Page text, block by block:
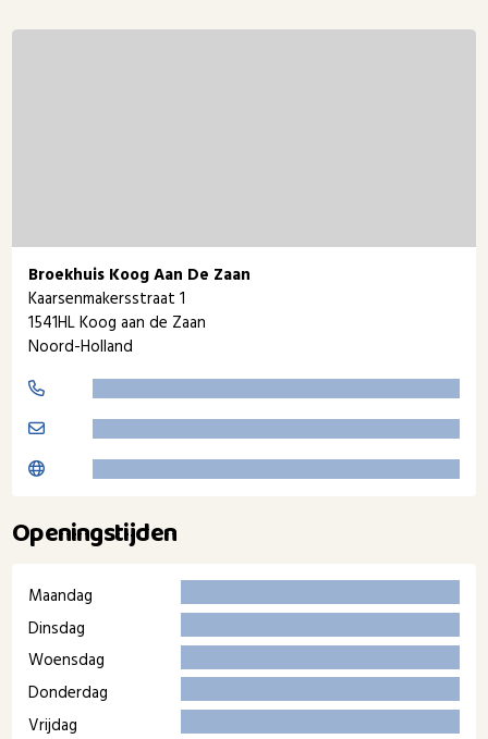
Broekhuis Koog Aan De Zaan
Kaarsenmakersstraat 1
1541HL Koog aan de Zaan
Noord-Holland
Openingstijden
Maandag
Dinsdag
Woensdag
Donderdag
Vrijdag